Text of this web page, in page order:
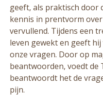
geeft, als praktisch door
kennis in prentvorm
vervullend. Tijdens een
leven gewekt en geeft
onze vragen. Door op
beantwoorden, voedt de
beantwoordt het de
pijn.